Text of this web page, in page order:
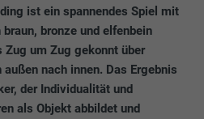
ist ein spannendes Spiel mit
bronze und elfenbein
Zug um Zug gekonnt über
nach innen. Das Ergebnis
der Individualität und
als Objekt abbildet und